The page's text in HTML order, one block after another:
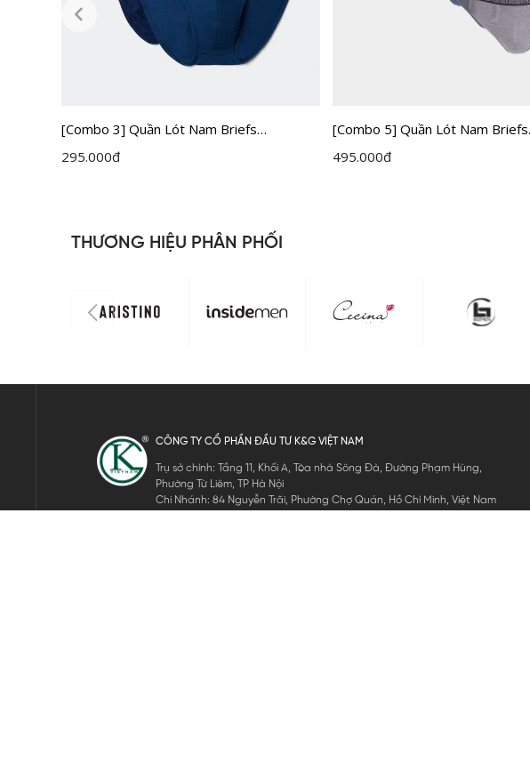
[Combo 3] Quần Lót Nam Briefs
Insidemen IBF001EXP03
295.000đ
[Combo 5] Quần Lót Nam Briefs
Insidemen IBF005EXP05
495.000đ
THƯƠNG HIỆU PHÂN PHỐI
CÔNG TY CỔ PHẦN ĐẦU TƯ K&G VIỆT NAM
Trụ sở chính: Tầng 11, Khối A, Tòa nhà Sông Đà, Đường Phạm Hùng,
Phường Từ Liêm, TP Hà Nội
Chi Nhánh: 84 Nguyễn Trãi, Phường Chợ Quán, Hồ Chí Minh, Việt Nam